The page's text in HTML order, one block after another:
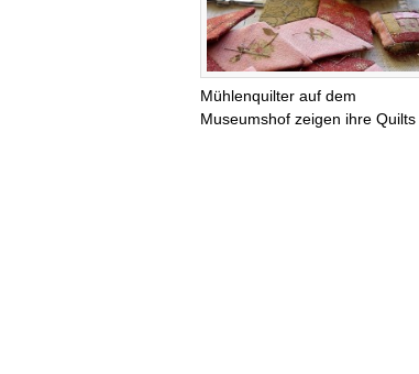
Mühlenquilter auf dem
Museumshof zeigen ihre Quilts